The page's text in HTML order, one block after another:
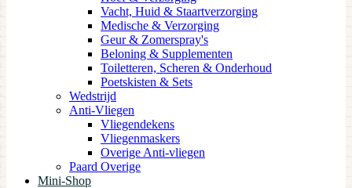
Vacht, Huid & Staartverzorging
Medische & Verzorging
Geur & Zomerspray's
Beloning & Supplementen
Toiletteren, Scheren & Onderhoud
Poetskisten & Sets
Wedstrijd
Anti-Vliegen
Vliegendekens
Vliegenmaskers
Overige Anti-vliegen
Paard Overige
Mini-Shop